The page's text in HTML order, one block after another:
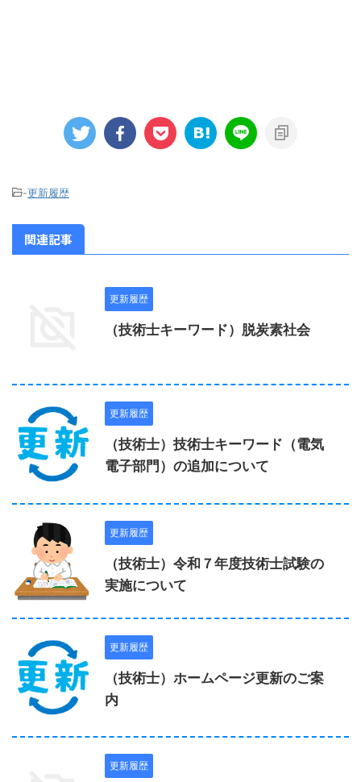
-更新履歴
関連記事
更新履歴
（技術士キーワード）脱炭素社会
更新履歴
（技術士）技術士キーワード（電気
電子部門）の追加について
更新履歴
（技術士）令和７年度技術士試験の
実施について
更新履歴
（技術士）ホームページ更新のご案
内
更新履歴